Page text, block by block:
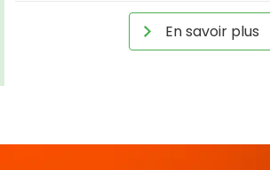
En savoir plus